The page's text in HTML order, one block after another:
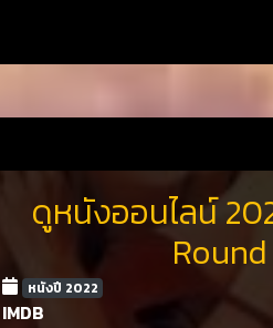
ดูหนังออนไลน์
หนังปี 2022
IMDB